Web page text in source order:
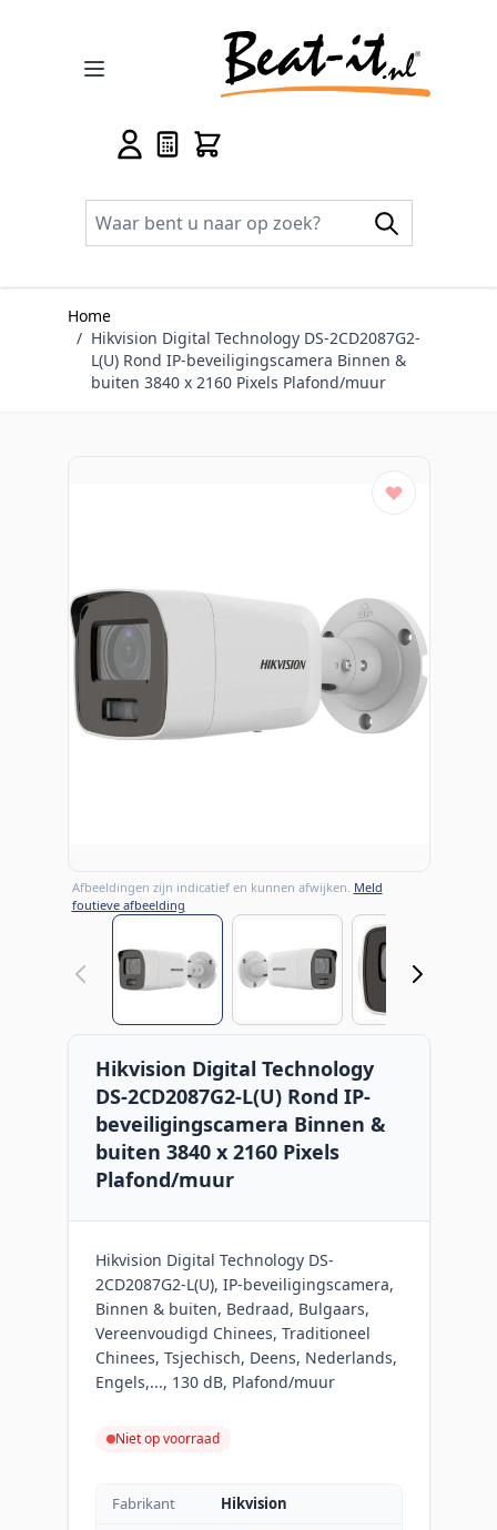
Home
/ Hikvision Digital Technology DS-2CD2087G2-
L(U) Rond IP-beveiligingscamera Binnen &
buiten 3840 x 2160 Pixels Plafond/muur
Afbeeldingen zijn indicatief en kunnen afwijken. Meld
foutieve afbeelding
View larger image
Hikvision Digital Technology
DS-2CD2087G2-L(U) Rond IP-
beveiligingscamera Binnen &
buiten 3840 x 2160 Pixels
Plafond/muur
Hikvision Digital Technology DS-
2CD2087G2-L(U), IP-beveiligingscamera,
Binnen & buiten, Bedraad, Bulgaars,
Vereenvoudigd Chinees, Traditioneel
Chinees, Tsjechisch, Deens, Nederlands,
Engels,..., 130 dB, Plafond/muur
Niet op voorraad
Fabrikant Hikvision